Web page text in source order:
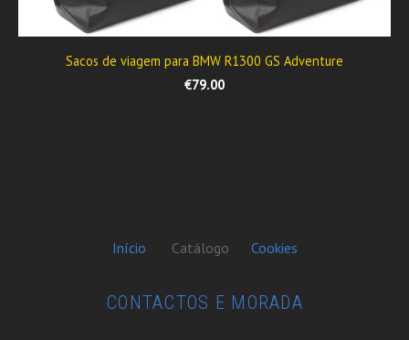
Sacos de viagem para BMW R1300 GS Adventure
€79.00
Início Catálogo Cookies
CONTACTOS E MORADA